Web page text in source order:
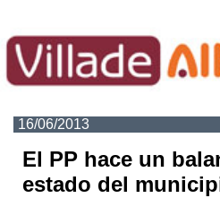
16/06/2013
El PP hace un
estado del